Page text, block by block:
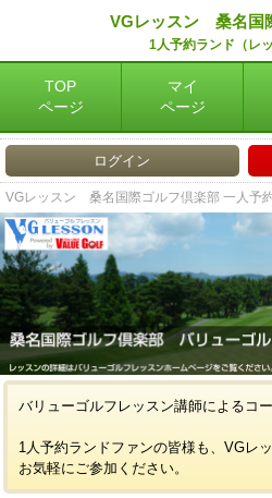
VGレッスン 桑名国
1人予約ランド（レ
TOP
ページ
マイ
ページ
ログイン
VGレッスン 桑名国際ゴルフ倶楽部 一人予
バリューゴルフレッスン講師によるコ
1人予約ランドファンの皆様も、VGレ
お気軽にご参加ください。